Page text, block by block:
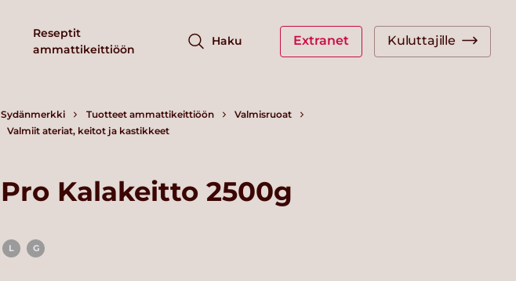
Reseptit
ammattikeittiöön
Haku Extranet Kuluttajille
Sydänmerkki Tuotteet ammattikeittiöön
Valmisruoat
Valmiit ateriat, keitot ja kastikkeet
Pro Kalakeitto 2500g
L G